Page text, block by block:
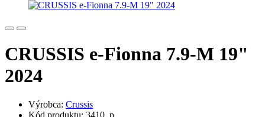
CRUSSIS e-Fionna 7.9-M 19"
2024
Výrobca: Crussis